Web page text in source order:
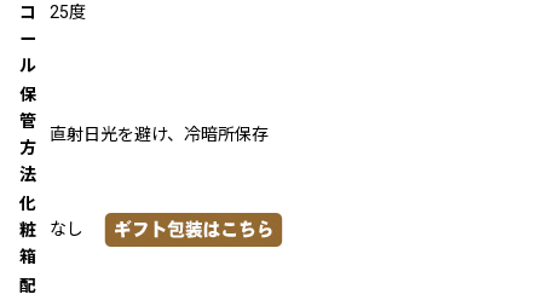
コ
ー
ル
25度
保
管
方
法
直射日光を避け、冷暗所保存
化
粧
箱
なし
配